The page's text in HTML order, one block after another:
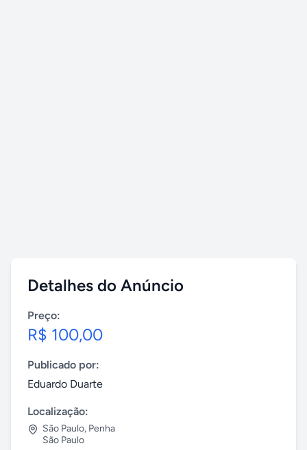
Detalhes do Anúncio
Preço:
R$ 100,00
Publicado por:
Eduardo Duarte
Localização:
São Paulo, Penha
São Paulo